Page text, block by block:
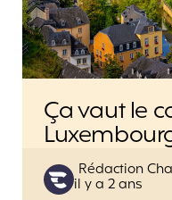
Ça vaut le
Posted
by
Rédaction
il y a 2 ans